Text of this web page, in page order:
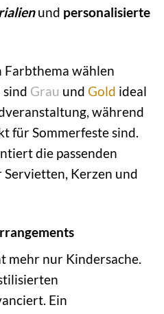
und personalisierte
Farbthema wählen
sind Grau und Gold ideal
während
für Sommerfeste sind.
die passenden
Kerzen und
mehr nur Kindersache.
Ein